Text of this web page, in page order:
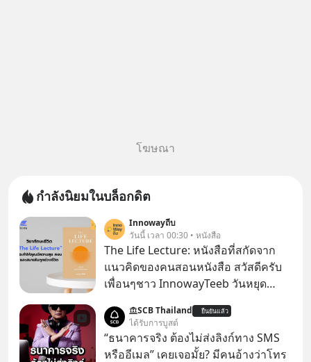
โฆษณา
กำลังนิยมในบล็อกดิต
Innowayถีบ
วันนี้ เวลา 00:30 • หนังสือ
The Life Lecture: หนังสือที่สกัดจาก
แนวคิดของคนสอนหนังสือ สวัสดีครับ
เพื่อนๆชาว InnowayTeeb วันหยุด
สนใจจบแล้วเกิดคำถามว่า
SCB Thailand ยืนยันแล้ว
ได้รับการบูสต์
“ธนาคารจริง ต้องไม่ส่งลิงก์ทาง SMS
หรืออีเมล” เคยเจอมั้ย? มีคนอ้างว่าโทร